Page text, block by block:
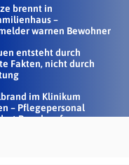
brennt in
–
warnen Bewohner
entsteht durch
Fakten, nicht durch
im Klinikum
– Pflegepersonal
Rauch auf...